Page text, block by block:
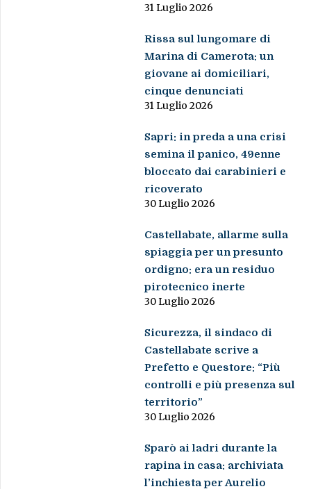
31 Luglio 2026
Rissa sul lungomare di
Marina di Camerota: un
giovane ai domiciliari,
cinque denunciati
31 Luglio 2026
Sapri: in preda a una crisi
semina il panico, 49enne
bloccato dai carabinieri e
ricoverato
30 Luglio 2026
Castellabate, allarme sulla
spiaggia per un presunto
ordigno: era un residuo
pirotecnico inerte
30 Luglio 2026
Sicurezza, il sindaco di
Castellabate scrive a
Prefetto e Questore: “Più
controlli e più presenza sul
territorio”
30 Luglio 2026
Sparò ai ladri durante la
rapina in casa: archiviata
l’inchiesta per Aurelio